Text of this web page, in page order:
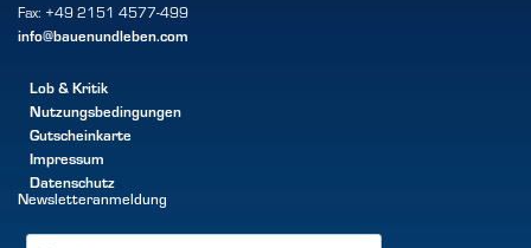
Fax: +49 2151 4577-499
info@bauenundleben.com
Lob & Kritik
Nutzungsbedingungen
Gutscheinkarte
Impressum
Datenschutz
Newsletteranmeldung